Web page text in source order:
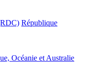
République
Océanie et Australie